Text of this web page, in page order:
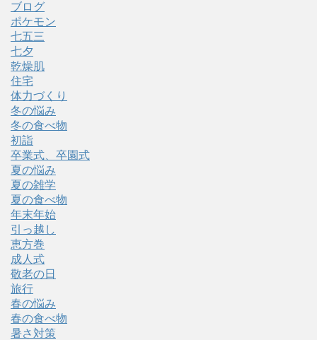
ブログ
ポケモン
七五三
七夕
乾燥肌
住宅
体力づくり
冬の悩み
冬の食べ物
初詣
卒業式、卒園式
夏の悩み
夏の雑学
夏の食べ物
年末年始
引っ越し
恵方巻
成人式
敬老の日
旅行
春の悩み
春の食べ物
暑さ対策